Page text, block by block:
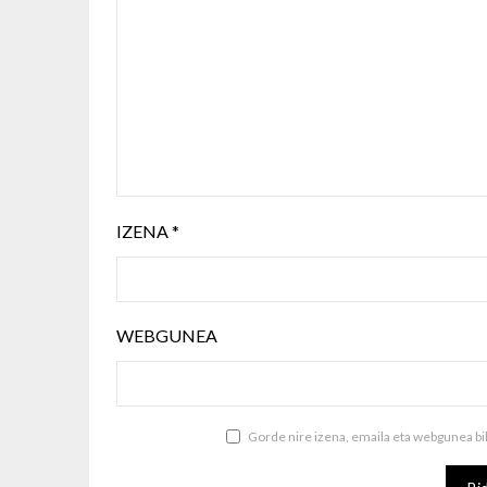
IZENA*
WEBGUNEA
Gorde nire izena, emaila eta webgunea